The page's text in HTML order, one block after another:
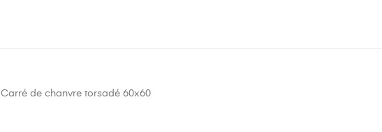
Carré de chanvre torsadé 60x60